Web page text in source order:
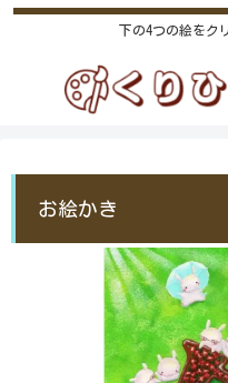
下の4つの絵をク
お絵かき